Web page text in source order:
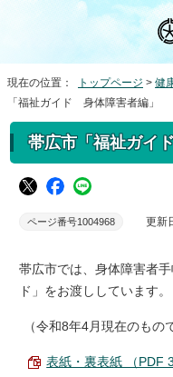
現在の位置： トップページ > 健
「福祉ガイド 身体障害者編」
帯広市「福祉ガイ
ページ番号1004968 更新
帯広市では、身体障害者
ド」をお渡ししています。
（令和8年4月現在のもの
表紙・裏表紙 （PDF